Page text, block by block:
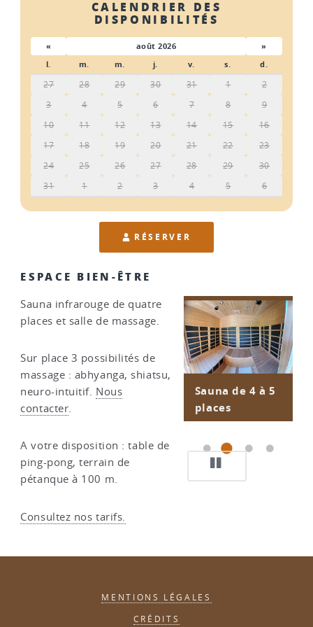
CALENDRIER DES
DISPONIBILITÉS
« août 2026
»
l.
m. m. j. v. s. d.
27 28 29 30 31 1
2
3
4 5 6 7 8
9
10
11 12 13 14 15
16
17
18 19 20 21 22
23
24
25 26 27 28 29
30
31
1 2 3 4 5 6
RÉSERVER
ESPACE BIEN-ÊTRE
L’espace bien-
être
Sauna de 4 à 5
places
Vue du sauna
Table de
massage à
disposition
Sauna infrarouge de quatre
places et salle de massage.
Sur place 3 possibilités de
massage : abhyanga, shiatsu,
neuro-intuitif. Nous
contacter.
A votre disposition : table de
ping-pong, terrain de
pétanque à 100 m.
Consultez nos tarifs.
MENTIONS LÉGALES
CRÉDITS